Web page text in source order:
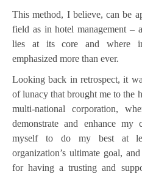
This method, I believe, can be
field as in hotel management –
lies at its core and where
emphasized more than ever.
Looking back in retrospect, it
of lunacy that brought me to the
multi-national corporation,
demonstrate and enhance my
myself to do my best at
organization’s ultimate goal,
for having a trusting and